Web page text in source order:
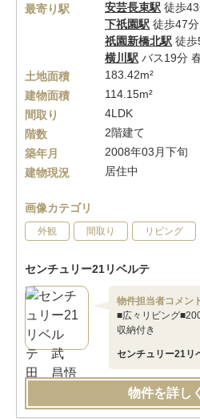
最寄り駅
安芸長束駅 徒歩
下祇園駅 徒歩47分
祇園新橋北駅 徒
横川駅 バス19分
土地面積
183.42m²
建物面積
114.15m²
間取り
4LDK
階数
2階建て
築年月
2008年03月下旬
建物現況
居住中
画像カテゴリ
外観 間取り リビング
センチュリー21リベルテ
物件担当者コメン
■広々リビング
収納付き
センチュリー21
物件を詳し